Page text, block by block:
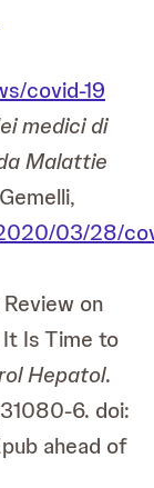
covid-19
medici di
Malattie
03/28/
on
Is Time to
Hepatol.
6. doi:
ahead of